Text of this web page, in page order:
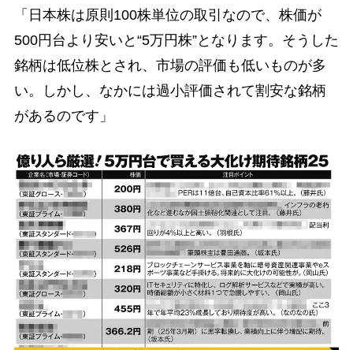
「日本株は原則100株単位の取引なので、株価が
500円台より安いと“5万円株”となります。そうした
銘柄は低位株とされ、市場の評価も低いものが多
い。しかし、なかには過小評価されて割安な銘柄
があるのです」